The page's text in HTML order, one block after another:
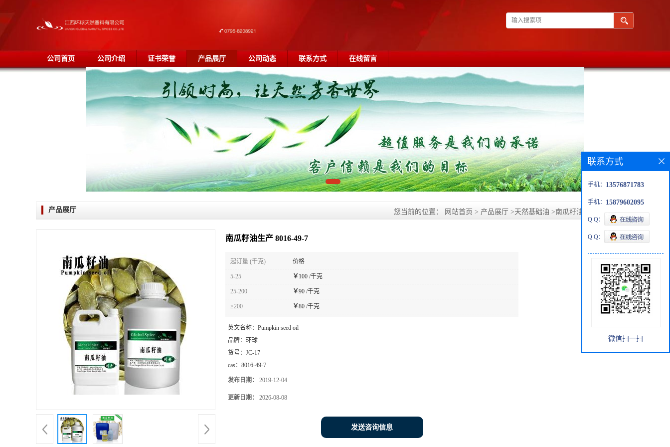
公司首页 公司介绍 证书荣誉 产品展厅 公司动态 联系方式 在线留言
产品展厅 您当前的位置： 网站首页 > 产品展厅 >天然基础油 >南瓜籽油生产 8016-49-7
南瓜籽油生产 8016-49-7
起订量 (千克) 价格
5-25 ￥ 100 /千克
25-200 ￥90 /千克
≥200 ￥80 /千克
英文名称： Pumpkin seed oil
品牌： 环球
货号： JC-17
cas： 8016-49-7
发布日期： 2019-12-04
更新日期： 2026-08-08
发送咨询信息
联系方式
手机： 13576871783
手机： 15879602095
Q Q：
Q Q：
微信扫一扫